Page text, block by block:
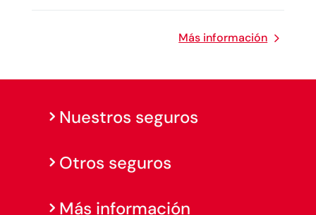
Más información
Nuestros seguros
Otros seguros
Más información